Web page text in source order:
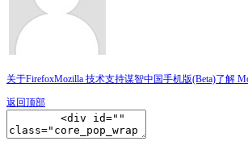
关于FirefoxMozilla 技术支持谋智中国手机版(Beta)了解
返回顶部